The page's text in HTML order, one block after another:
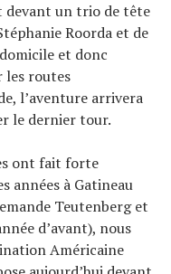
devant un trio de tête
Roorda et de
et donc
les routes
l’aventure arrivera
le dernier tour.
ont fait forte
années à Gatineau
Teutenberg et
d’avant), nous
Américaine